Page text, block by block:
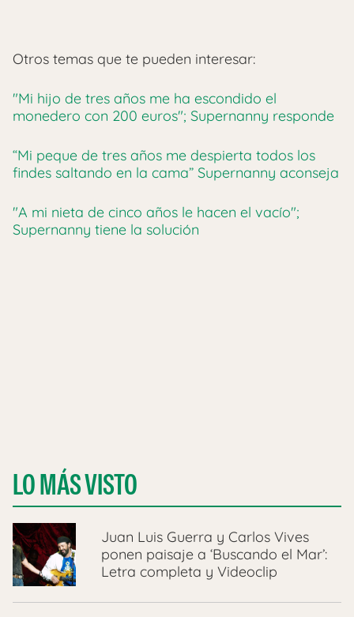
Otros temas que te pueden interesar:
"Mi hijo de tres años me ha escondido el
monedero con 200 euros"; Supernanny responde
“Mi peque de tres años me despierta todos los
findes saltando en la cama” Supernanny aconseja
"A mi nieta de cinco años le hacen el vacío";
Supernanny tiene la solución
LO MÁS VISTO
Juan Luis Guerra y Carlos Vives
ponen paisaje a ‘Buscando el Mar’:
Letra completa y Videoclip